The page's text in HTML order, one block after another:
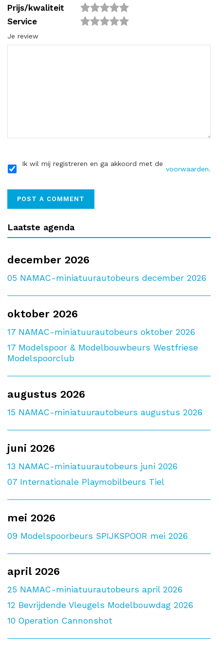
Prijs/kwaliteit
Service
Je review
Ik wil mij registreren en ga akkoord met de
voorwaarden.
Laatste agenda
december 2026
05 NAMAC-miniatuurautobeurs december 2026
oktober 2026
17 NAMAC-miniatuurautobeurs oktober 2026
17 Modelspoor & Modelbouwbeurs Westfriese
Modelspoorclub
augustus 2026
15 NAMAC-miniatuurautobeurs augustus 2026
juni 2026
13 NAMAC-miniatuurautobeurs juni 2026
07 Internationale Playmobilbeurs Tiel
mei 2026
09 Modelspoorbeurs SPIJKSPOOR mei 2026
april 2026
25 NAMAC-miniatuurautobeurs april 2026
12 Bevrijdende Vleugels Modelbouwdag 2026
10 Operation Cannonshot